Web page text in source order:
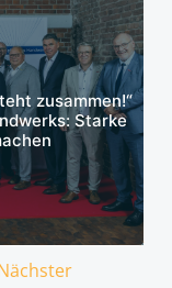
zusammen!“
Starke